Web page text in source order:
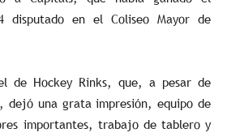
disputado en el Coliseo Mayor de
de Hockey Rinks, que, a pesar de
dejó una grata impresión, equipo de
importantes, trabajo de tablero y